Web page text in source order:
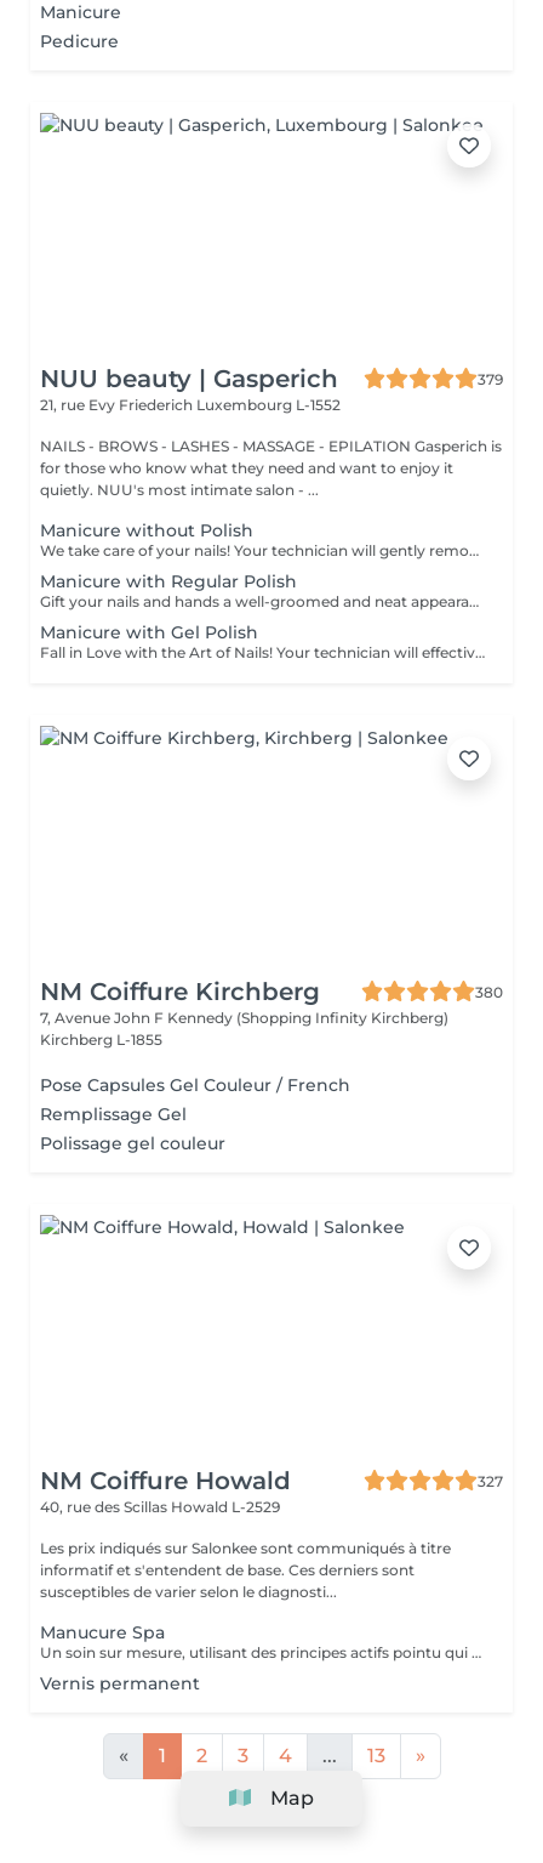
Manicure
Pedicure
NUU beauty | Gasperich
379
21, rue Evy Friederich Luxembourg L-1552
NAILS - BROWS - LASHES - MASSAGE - EPILATION Gasperich is
for those who know what they need and want to enjoy it
quietly. NUU's most intimate salon - ...
Manicure without Polish
We take care of your nails! Your technician will gently remove dead skin cells, shape and file your nails, and buff the outer surface for a smooth, natural finish. Our masters offer edged, hardware, or combined manicures, depending on your preferences. How is a manicure without polish done? - rough skin is gently removed - the shape of the nail plate is delicately corrected - the cuticle and side ridges are carefully tidied up - cuticle oil and hand cream are applied to nourish and hydrate Age restrictions: recommended from 14 years and up. Post procedure recommendations: no special post-care needed for this treatment. Frequency: once every 3 weeks.
Manicure with Regular Polish
Gift your nails and hands a well-groomed and neat appearance! Your technician will effectively remove dead skin cells, shape and file nails, and buff the outer surface. A regular nail polish is applied at the end of this treatment. Our masters do edged, hardware, or combined manicure. How is manicure with simple nail polish done? - rough skin is removed - the shape of the nail plate is corrected - the cuticle and side ridges are corrected - nail polish is applied - cuticle oil and hand cream are applied Age restrictions: recommended to do from 14 years. Post procedure recommendations: there are no post recommendations for this procedure. Frequency: once in 3 weeks.
Manicure with Gel Polish
Fall in Love with the Art of Nails! Your technician will effectively remove dead skin cells, shape and file nails, and buff the outer surface. Semi-permanent (gel) polish is applied. It looks like regular nail polish, but stays on your nails much longer. Fantastic, isn't it? It is drying in a led lamp and lasts for weeks. Our masters do edged, hardware, or combined manicure. How is manicure with semi-permanent nail polish done? - removal of an old semi-permanent (gel) if needed - rough skin is removed - the shape of the nail plate is corrected - the cuticle and side ridges are corrected - semi-permanent (gel) polish is applied - cuticle oil and hand cream are applied *Please note that if semipermanent nail polish without manicure is chosen, rough skin, cuticle and side ridges won't be removed. Age restrictions: recommended to do from 16 years. Post procedure recommendations: there are no post recommendations for this procedure. Frequency: once in 3 weeks.
NM Coiffure Kirchberg
380
7, Avenue John F Kennedy (Shopping Infinity Kirchberg)
Kirchberg L-1855
Pose Capsules Gel Couleur / French
Remplissage Gel
Polissage gel couleur
NM Coiffure Howald
327
40, rue des Scillas Howald L-2529
Les prix indiqués sur Salonkee sont communiqués à titre
informatif et s'entendent de base. Ces derniers sont
susceptibles de varier selon le diagnosti...
Manucure Spa
Un soin sur mesure, utilisant des principes actifs pointu qui vous aidera a la restructuration de vos mains ainsi que vos ongles. Une combination parfaite entre exfoliation et masque pour retrouver éclat et hydratation durable .
Vernis permanent
« 1 2 3 4 ... 13
»
Map